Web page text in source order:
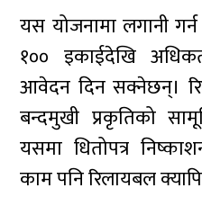
यस योजनामा लगानी
१०० इकाईदेखि
आवेदन दिन सक्नेछन्।
बन्दमुखी प्रकृतिको
यसमा धितोपत्र
काम पनि रिलायबल